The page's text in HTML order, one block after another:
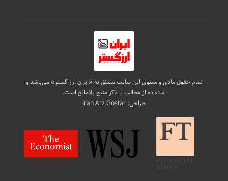
تمام حقوق مادی و معنوی این سایت متعلق به «ایران ارز گستر» می‌باشد و
استفاده از مطالب با ذکر منبع بلامانع است.
طراحی:Iran Arz Gostar